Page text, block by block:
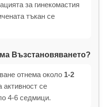
за гинекомастия
тъкан се
Възстановяването?
отнема около 1-2
активност се
4-6 седмици.